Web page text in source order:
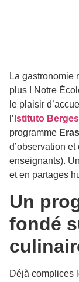
La gastronomie
plus ! Notre
le plaisir
l’ Istituto
programme
d’observation
enseignants).
et en partages
Un
fondé
Déjà complices